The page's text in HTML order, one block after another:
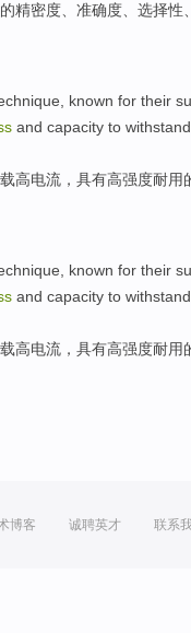
精密度 准确度 选择性
, known for their
and capacity to withstand
高电流，具有高强度耐用
, known for their
and capacity to withstand
高电流，具有高强度耐用
博客 诚聘英才 联系